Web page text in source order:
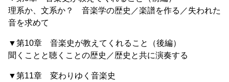
理系か、文系か？ 音楽学の歴史／楽譜を作る／失われた
音を求めて
▼第10章 音楽史が教えてくれること（後編）
聞くことと聴くことの歴史／歴史と共に演奏する
▼第11章 変わりゆく音楽史